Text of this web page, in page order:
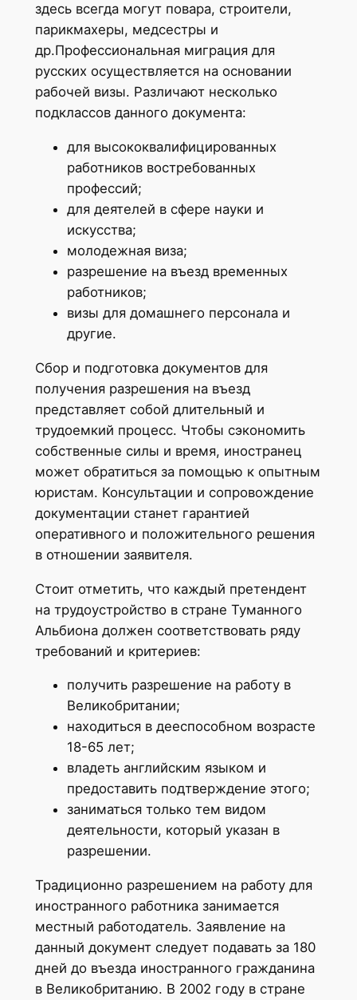
здесь всегда могут повара, строители,
парикмахеры, медсестры и
др.Профессиональная миграция для
русских осуществляется на основании
рабочей визы. Различают несколько
подклассов данного документа:
для высококвалифицированных
работников востребованных
профессий;
для деятелей в сфере науки и
искусства;
молодежная виза;
разрешение на въезд временных
работников;
визы для домашнего персонала и
другие.
Сбор и подготовка документов для
получения разрешения на въезд
представляет собой длительный и
трудоемкий процесс. Чтобы сэкономить
собственные силы и время, иностранец
может обратиться за помощью к опытным
юристам. Консультации и сопровождение
документации станет гарантией
оперативного и положительного решения
в отношении заявителя.
Стоит отметить, что каждый претендент
на трудоустройство в стране Туманного
Альбиона должен соответствовать ряду
требований и критериев:
получить разрешение на работу в
Великобритании;
находиться в дееспособном возрасте
18-65 лет;
владеть английским языком и
предоставить подтверждение этого;
заниматься только тем видом
деятельности, который указан в
разрешении.
Традиционно разрешением на работу для
иностранного работника занимается
местный работодатель. Заявление на
данный документ следует подавать за 180
дней до въезда иностранного гражданина
в Великобританию. В 2002 году в стране